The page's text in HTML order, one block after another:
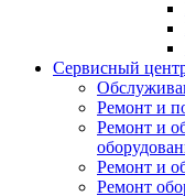
Сервисный
Ремонт и
Ремонт и
Ремонт и
Ремонт